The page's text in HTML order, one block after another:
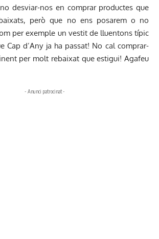
desviar-nos en comprar productes que
però que no ens posarem o no
per exemple un vestit de lluentons típic
Cap d’Any ja ha passat! No cal comprar-
per molt rebaixat que estigui! Agafeu
- Anunci patrocinat -